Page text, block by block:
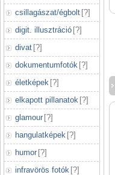
csillagászat/égbolt [?]
digit. illusztráció [?]
divat [?]
dokumentumfotók [?]
életképek [?]
elkapott pillanatok [?]
glamour [?]
hangulatképek [?]
humor [?]
infravörös fotók [?]